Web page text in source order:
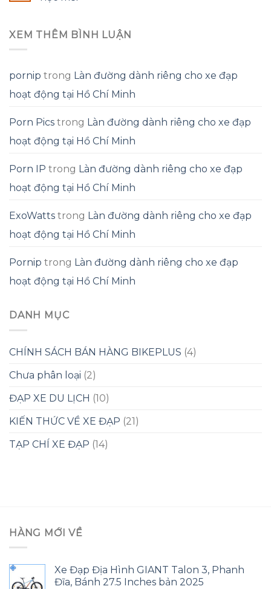
XEM THÊM BÌNH LUẬN
pornip trong Làn đường dành riêng cho xe đạp
hoạt động tại Hồ Chí Minh
Porn Pics trong Làn đường dành riêng cho xe đạp
hoạt động tại Hồ Chí Minh
Porn IP trong Làn đường dành riêng cho xe đạp
hoạt động tại Hồ Chí Minh
ExoWatts trong Làn đường dành riêng cho xe đạp
hoạt động tại Hồ Chí Minh
Pornip trong Làn đường dành riêng cho xe đạp
hoạt động tại Hồ Chí Minh
DANH MỤC
CHÍNH SÁCH BÁN HÀNG BIKEPLUS (4)
Chưa phân loại (2)
ĐẠP XE DU LỊCH (10)
KIẾN THỨC VỀ XE ĐẠP (21)
TẠP CHÍ XE ĐẠP (14)
HÀNG MỚI VỀ
Xe Đạp Địa Hình GIANT Talon 3, Phanh
Đĩa, Bánh 27.5 Inches bản 2025